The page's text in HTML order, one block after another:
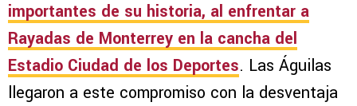
importantes de su historia, al enfrentar a
Rayadas de Monterrey en la cancha del
Estadio Ciudad de los Deportes. Las Águilas
llegaron a este compromiso con la desventaja